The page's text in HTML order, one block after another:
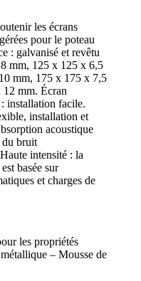
les écrans
pour le poteau
: galvanisé et revêtu
mm, 125 x 125 x 6,5
mm, 175 x 175 x 7,5
mm. Écran
installation facile.
installation et
acoustique
du bruit
intensité : la
basée sur
et charges de